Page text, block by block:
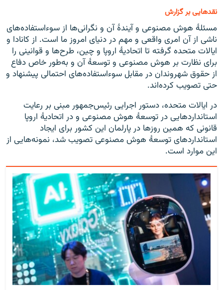
نقدهایی بر گزارش
مسئلهٔ هوش مصنوعی و آیندهٔ آن و نگرانی‌ها از سوءاستفاده‌های
ناشی از آن امری واقعی و مهم در دنیای امروز ما است. از کانادا و
ایالات متحده گرفته تا اتحادیهٔ اروپا و چین، طرح‌ها و قوانینی را
برای نظارت بر هوش مصنوعی و توسعهٔ آن و به‌طور خاص دفاع
از حقوق شهروندان در مقابل سوءاستفاده‌های احتمالی پیشنهاد و
حتی تصویب کرده‌اند.
در ایالات‌ متحده، دستور اجرایی رئیس‌جمهور مبنی بر رعایت
استانداردهایی در توسعهٔ هوش مصنوعی و در اتحادیهٔ اروپا
قانونی که همین روزها در پارلمان این کشور برای ایجاد
استانداردهای توسعهٔ هوش مصنوعی تصویب شد، نمونه‌هایی از
این موارد است.